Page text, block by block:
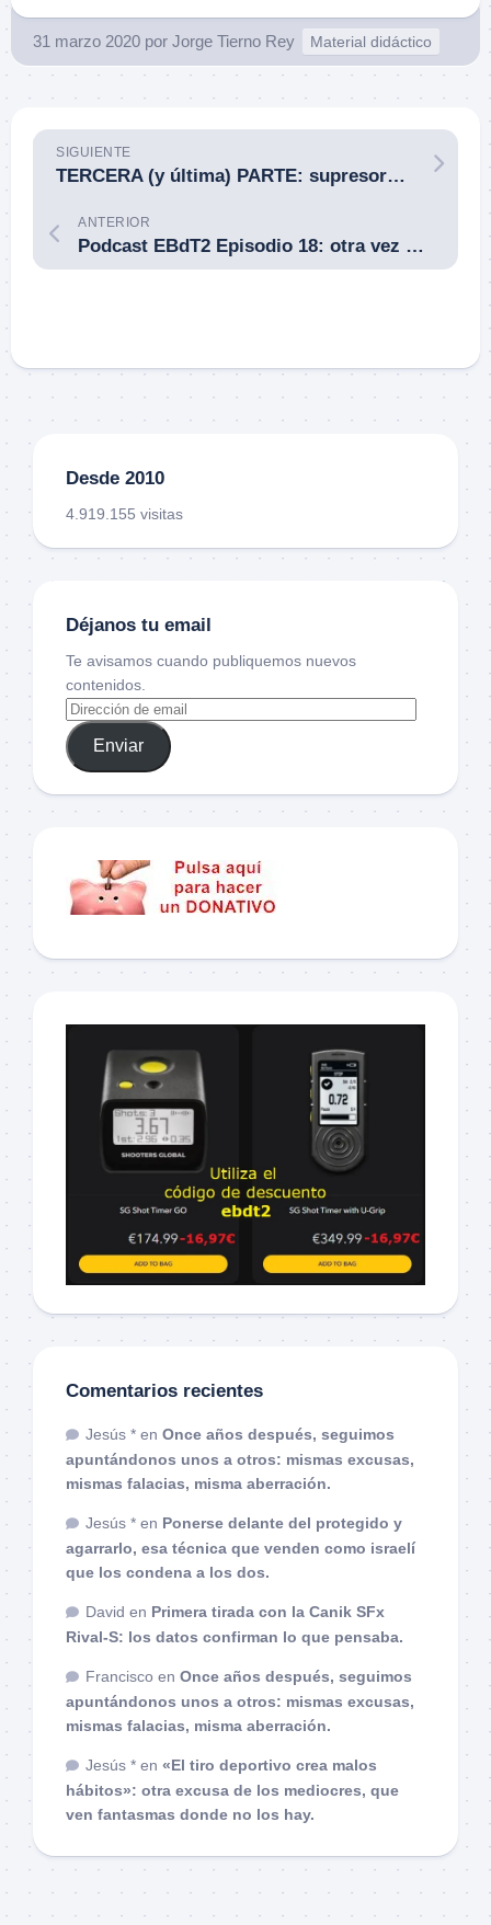
31 marzo 2020 por Jorge Tierno Rey Material didáctico
SIGUIENTE
TERCERA (y última) PARTE: supresores, aire suave [airsoft], aire comprimido, entrenamiento. El extenso Catálogo de SIG Sauer, que como marca integral, ¡lo tiene todo!
ANTERIOR
Podcast EBdT2 Episodio 18: otra vez mitos y leyendas en el combate con armas de fuego, llueve sobre mojado, con Juan I. Carrión.
Desde 2010
4.919.155 visitas
Déjanos tu email
Te avisamos cuando publiquemos nuevos
contenidos.
Enviar
Comentarios recientes
Jesús * en Once años después, seguimos
apuntándonos unos a otros: mismas excusas,
mismas falacias, misma aberración.
Jesús * en Ponerse delante del protegido y
agarrarlo, esa técnica que venden como israelí
que los condena a los dos.
David en Primera tirada con la Canik SFx
Rival-S: los datos confirman lo que pensaba.
Francisco en Once años después, seguimos
apuntándonos unos a otros: mismas excusas,
mismas falacias, misma aberración.
Jesús * en «El tiro deportivo crea malos
hábitos»: otra excusa de los mediocres, que
ven fantasmas donde no los hay.